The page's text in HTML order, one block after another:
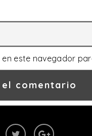
este navegador